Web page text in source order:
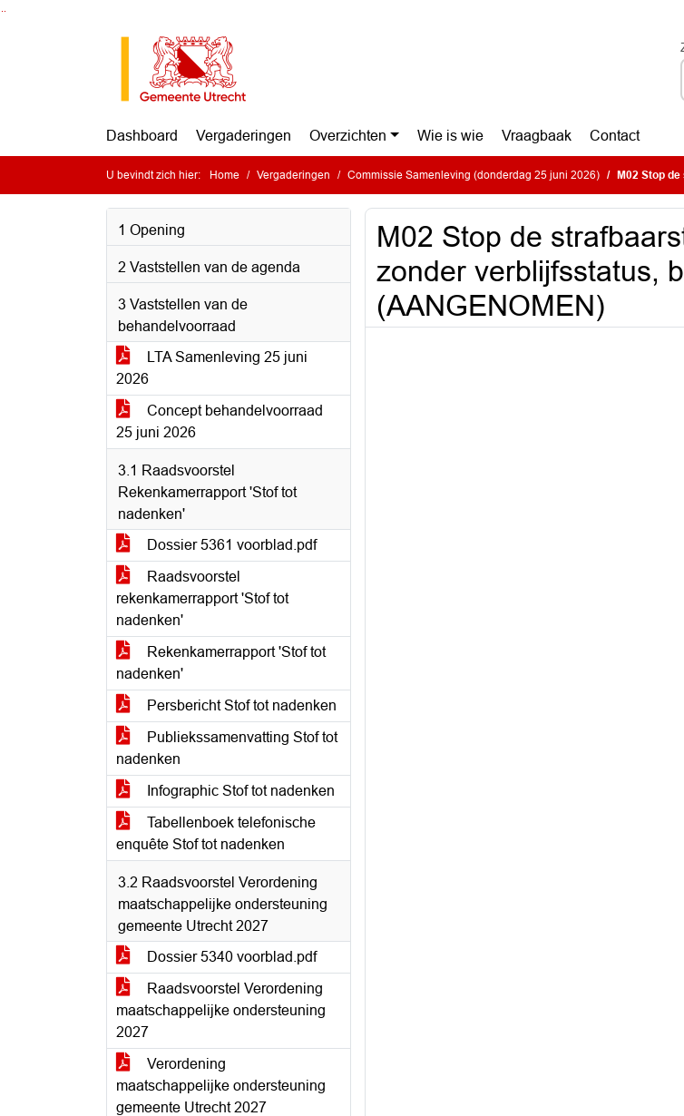
Dashboard Vergaderingen Overzichten Wie is wie Vraagbaak Contact
U bevindt zich hier: Home Vergaderingen Commissie Samenleving (donderdag 25 juni 2026) M02 Stop de
1 Opening
2 Vaststellen van de agenda
3 Vaststellen van de
behandelvoorraad
LTA Samenleving 25 juni
2026
Concept behandelvoorraad
25 juni 2026
3.1 Raadsvoorstel
Rekenkamerrapport 'Stof tot
nadenken'
Dossier 5361 voorblad.pdf
Raadsvoorstel
rekenkamerrapport 'Stof tot
nadenken'
Rekenkamerrapport 'Stof tot
nadenken'
Persbericht Stof tot nadenken
Publiekssamenvatting Stof tot
nadenken
Infographic Stof tot nadenken
Tabellenboek telefonische
enquête Stof tot nadenken
3.2 Raadsvoorstel Verordening
maatschappelijke ondersteuning
gemeente Utrecht 2027
Dossier 5340 voorblad.pdf
Raadsvoorstel Verordening
maatschappelijke ondersteuning
2027
Verordening
maatschappelijke ondersteuning
gemeente Utrecht 2027
M02 Stop de
zonder verblijfsstatus,
(AANGENOMEN)